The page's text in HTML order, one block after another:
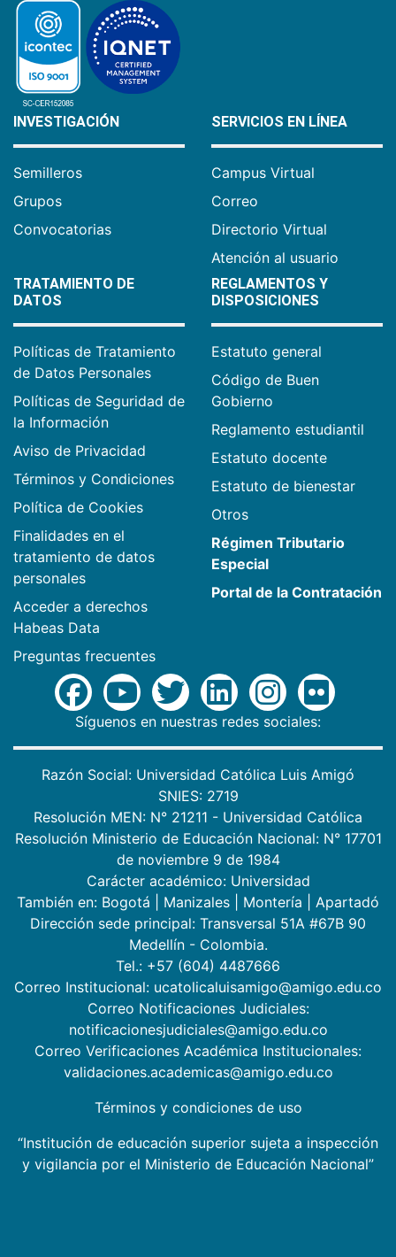
INVESTIGACIÓN
Semilleros
Grupos
Convocatorias
SERVICIOS EN LÍNEA
Campus Virtual
Correo
Directorio Virtual
Atención al usuario
TRATAMIENTO DE
DATOS
Políticas de Tratamiento
de Datos Personales
Políticas de Seguridad de
la Información
Aviso de Privacidad
Términos y Condiciones
Política de Cookies
Finalidades en el
tratamiento de datos
personales
Acceder a derechos
Habeas Data
Preguntas frecuentes
REGLAMENTOS Y
DISPOSICIONES
Estatuto general
Código de Buen
Gobierno
Reglamento estudiantil
Estatuto docente
Estatuto de bienestar
Otros
Régimen Tributario
Especial
Portal de la Contratación
Síguenos en nuestras redes sociales:
Razón Social: Universidad Católica Luis Amigó
SNIES: 2719
Resolución MEN: N° 21211 - Universidad Católica
Resolución Ministerio de Educación Nacional: N° 17701
de noviembre 9 de 1984
Carácter académico: Universidad
También en: Bogotá Manizales Montería
Apartadó
Dirección sede principal: Transversal 51A #67B 90
Medellín - Colombia.
Tel.: +57 (604) 4487666
Correo Institucional: ucatolicaluisamigo@amigo.edu.co
Correo Notificaciones Judiciales:
notificacionesjudiciales@amigo.edu.co
Correo Verificaciones Académica Institucionales:
validaciones.academicas@amigo.edu.co
Términos y condiciones de uso
“Institución de educación superior sujeta a inspección
y vigilancia por el Ministerio de Educación Nacional”